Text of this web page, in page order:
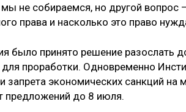
не собираемся, но другой
права и насколько это право
было принято решение разослать
проработки. Одновременно
запрета экономических санкций
предложений до 8 июля.